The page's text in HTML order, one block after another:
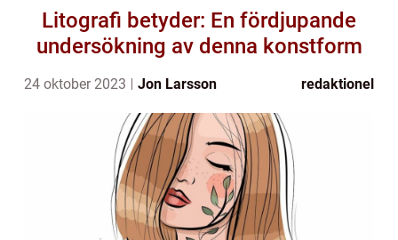
Litografi betyder: En fördjupande
undersökning av denna konstform
24 oktober 2023 Jon Larsson redaktionel